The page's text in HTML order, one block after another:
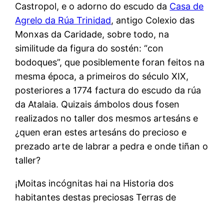
Castropol, e o adorno do escudo da Casa de
Agrelo da Rúa Trinidad, antigo Colexio das
Monxas da Caridade, sobre todo, na
similitude da figura do sostén: “con
bodoques”, que posiblemente foran feitos na
mesma época, a primeiros do século XIX,
posteriores a 1774 factura do escudo da rúa
da Atalaia. Quizais ámbolos dous fosen
realizados no taller dos mesmos artesáns e
¿quen eran estes artesáns do precioso e
prezado arte de labrar a pedra e onde tiñan o
taller?
¡Moitas incógnitas hai na Historia dos
habitantes destas preciosas Terras de